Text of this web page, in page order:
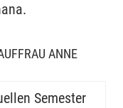
ANNE
Semester